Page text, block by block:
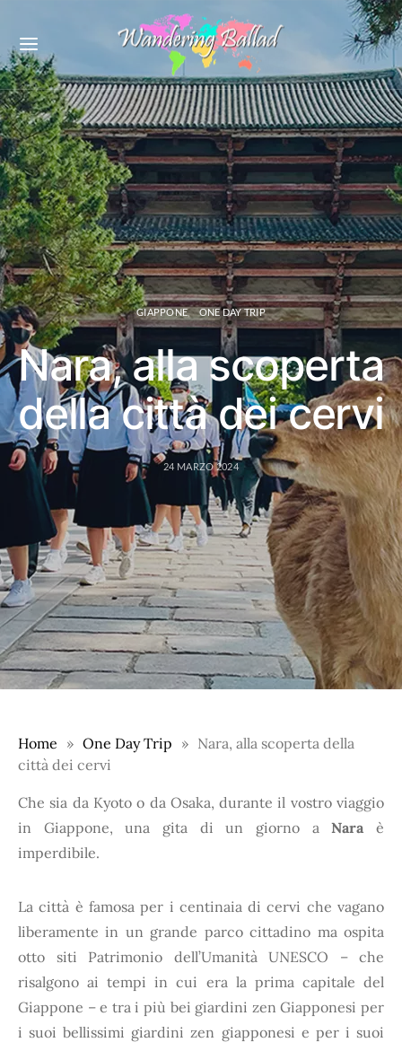
GIAPPONE ONE DAY TRIP
Nara, alla scoperta
della città dei cervi
24 MARZO 2024
Home One Day Trip
Nara, alla scoperta della
città dei cervi
Che sia da Kyoto o da Osaka, durante il vostro viaggio
in Giappone, una gita di un giorno aNara è
imperdibile.
La città è famosa per i centinaia di cervi che vagano
liberamente in un grande parco cittadino ma ospita
otto siti Patrimonio dell’Umanità UNESCO – che
risalgono ai tempi in cui era la prima capitale del
Giappone – e tra i più bei giardini zen Giapponesi per
i suoi bellissimi giardini zen giapponesi e per i suoi